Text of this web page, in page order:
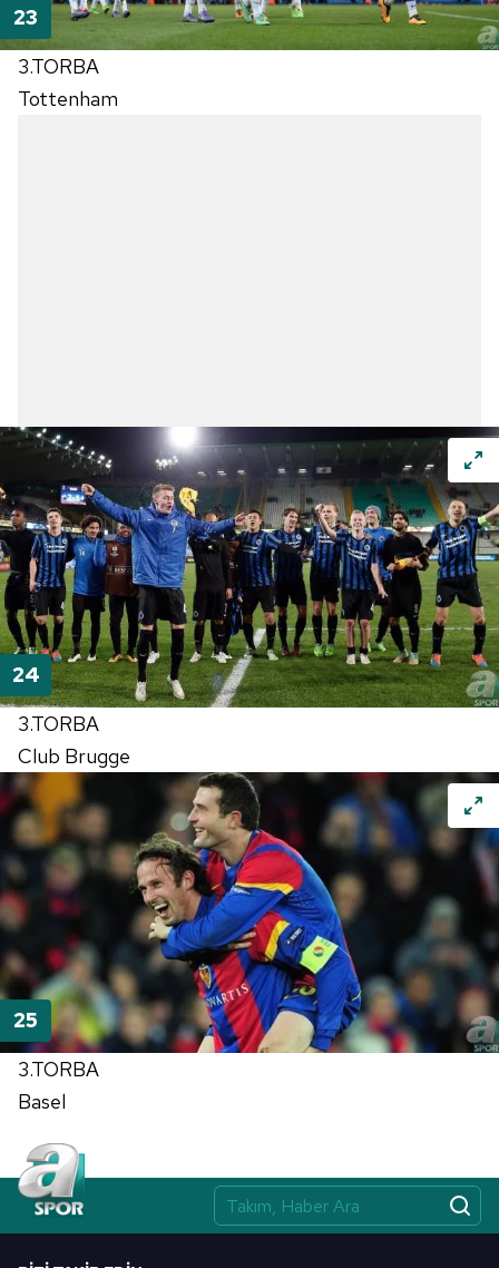
3.TORBA
Tottenham
3.TORBA
Club Brugge
3.TORBA
Basel